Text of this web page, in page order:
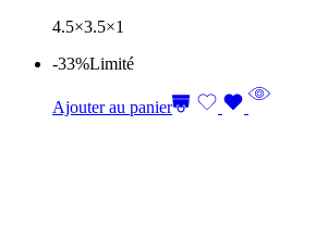
4.5×3.5×1
-33%Limité
Ajouter au panier